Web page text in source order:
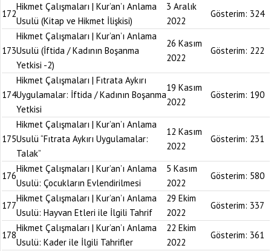
172
Hikmet Çalışmaları | Kur’an’ı Anlama
Usulü (Kitap ve Hikmet İlişkisi)
3 Aralık
2022
Gösterim: 324
173
Hikmet Çalışmaları | Kur’an’ı Anlama
Usulü (İftida / Kadının Boşanma
Yetkisi -2)
26 Kasım
2022
Gösterim: 222
174
Hikmet Çalışmaları | Fıtrata Aykırı
Uygulamalar: İftida / Kadının Boşanma
Yetkisi
19 Kasım
2022
Gösterim: 190
175
Hikmet Çalışmaları | Kur’an’ı Anlama
Usulü “Fıtrata Aykırı Uygulamalar:
Talak”
12 Kasım
2022
Gösterim: 231
176
Hikmet Çalışmaları | Kur’an’ı Anlama
Usulü: Çocukların Evlendirilmesi
5 Kasım
2022
Gösterim: 580
177
Hikmet Çalışmaları | Kur’an’ı Anlama
Usulü: Hayvan Etleri ile İlgili Tahrif
29 Ekim
2022
Gösterim: 337
178
Hikmet Çalışmaları | Kur’an’ı Anlama
Usulü: Kader ile İlgili Tahrifler
22 Ekim
2022
Gösterim: 361